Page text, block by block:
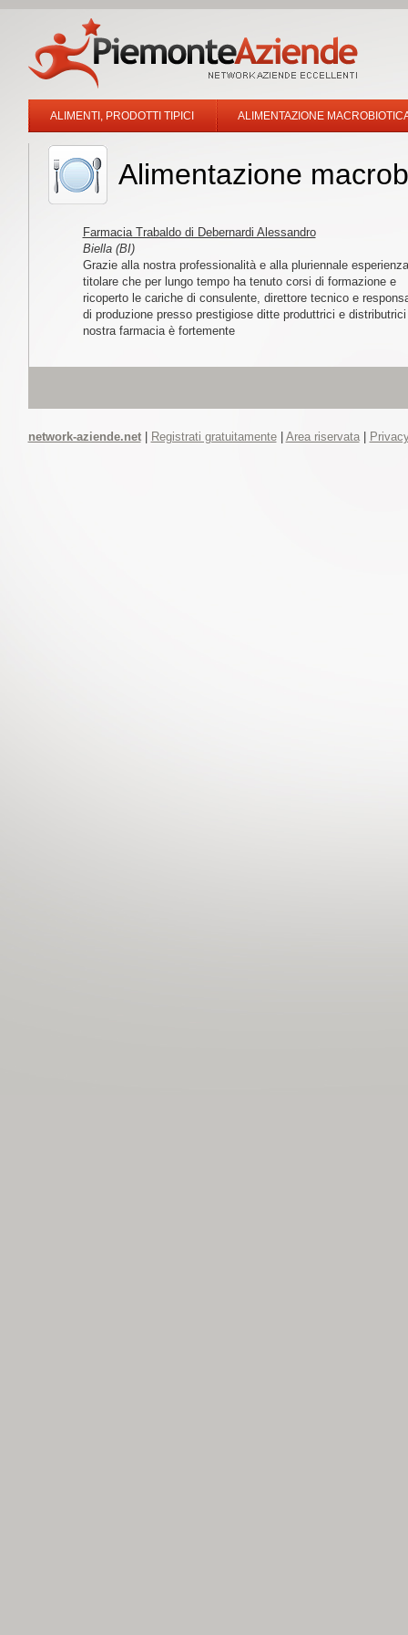
ALIMENTI, PRODOTTI TIPICI ALIMENTAZIONE
Alimentazione
Farmacia Trabaldo di Debernardi Alessandro
Biella (BI)
Grazie alla nostra professionalità e alla pluriennale
titolare che per lungo tempo ha tenuto corsi di formazione e
ricoperto le cariche di consulente, direttore tecnico e
di produzione presso prestigiose ditte produttrici e
nostra farmacia è fortemente
network-aziende.net| Registrati gratuitamente| Area riservata|